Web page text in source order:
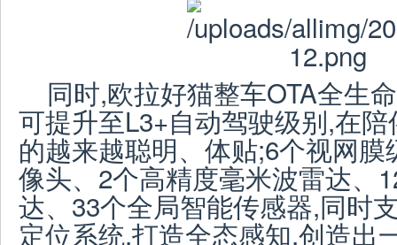
同时,欧拉好猫整车OTA全生
可提升至L3+自动驾驶级别,在
的越来越聪明、体贴;6个视网
像头、2个高精度毫米波雷达、
达、33个全局智能传感器,同时
定位系统,打造全态感知,创造出